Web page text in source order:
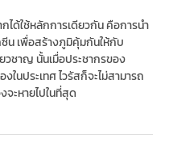
ได้ใช้หลักการเดียวกัน คือการนำ
น เพื่อสร้างภูมิคุ้มกันให้กับ
วชาญ นั้นเมื่อประชากรของ
ในประเทศ ไวรัสก็จะไม่สามารถ
จะหายไปในที่สุด